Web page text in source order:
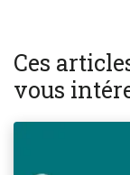
Ces
vous